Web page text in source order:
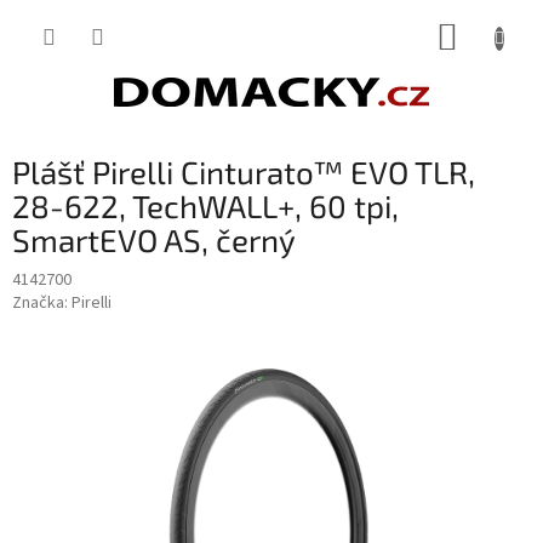
Plášť Pirelli Cinturato™ EVO TLR,
28-622, TechWALL+, 60 tpi,
SmartEVO AS, černý
4142700
Značka: Pirelli